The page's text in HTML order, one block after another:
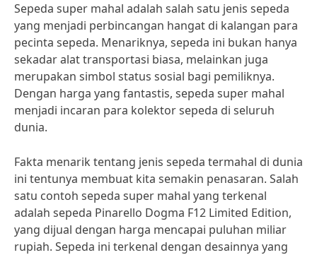
Sepeda super mahal adalah salah satu jenis sepeda
yang menjadi perbincangan hangat di kalangan para
pecinta sepeda. Menariknya, sepeda ini bukan hanya
sekadar alat transportasi biasa, melainkan juga
merupakan simbol status sosial bagi pemiliknya.
Dengan harga yang fantastis, sepeda super mahal
menjadi incaran para kolektor sepeda di seluruh
dunia.
Fakta menarik tentang jenis sepeda termahal di dunia
ini tentunya membuat kita semakin penasaran. Salah
satu contoh sepeda super mahal yang terkenal
adalah sepeda Pinarello Dogma F12 Limited Edition,
yang dijual dengan harga mencapai puluhan miliar
rupiah. Sepeda ini terkenal dengan desainnya yang